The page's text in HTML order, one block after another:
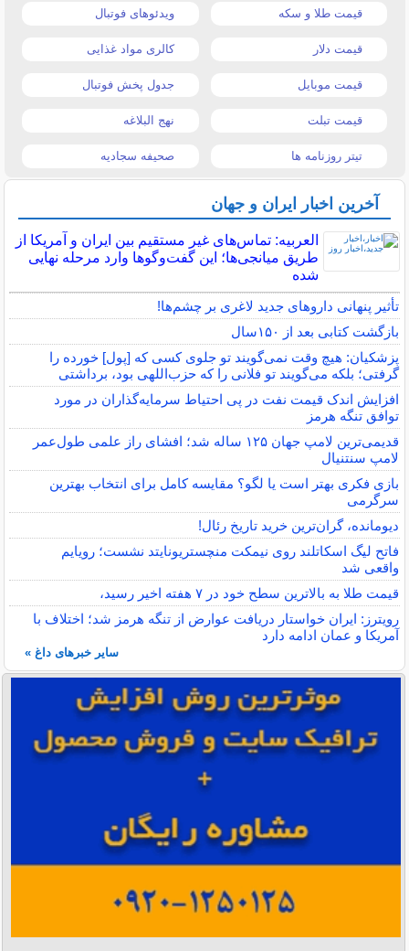
قیمت طلا و سکه ویدئوهای فوتبال
قیمت دلار کالری مواد غذایی
قیمت موبایل جدول پخش فوتبال
قیمت تبلت نهج البلاغه
تیتر روزنامه ها صحیفه سجادیه
آخرین اخبار ایران و جهان
العربیه: تماس‌های غیر مستقیم بین ایران و آمریکا از
طریق میانجی‌ها؛ این گفت‌و‌گو‌ها وارد مرحله نهایی
شده
تأثیر پنهانی داروهای جدید لاغری بر چشم‌ها!
بازگشت کتابی بعد از ۱۵۰سال
پزشکیان: هیچ وقت نمی‌گویند تو جلوی کسی که [پول] خورده را
گرفتی؛ بلکه می‌گویند تو فلانی را که حزب‌اللهی بود، برداشتی
افزایش اندک قیمت نفت در پی احتیاط سرمایه‌گذاران در مورد
توافق تنگه هرمز
قدیمی‌ترین لامپ جهان ۱۲۵ ساله شد؛ افشای راز علمی طول‌عمر
لامپ سنتنیال
بازی فکری بهتر است یا لگو؟ مقایسه کامل برای انتخاب بهترین
سرگرمی
دیومانده، گران‌ترین خرید تاریخ رئال!
فاتح لیگ اسکاتلند روی نیمکت منچستریونایتد نشست؛ رویایم
واقعی شد
قیمت طلا به بالاترین سطح خود در ۷ هفته اخیر رسید،
رویترز: ایران خواستار دریافت عوارض از تنگه هرمز شد؛ اختلاف با
آمریکا و عمان ادامه دارد
سایر خبرهای داغ »